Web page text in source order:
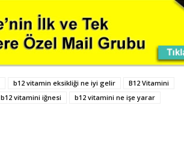
b12 vitamin eksikliği ne iyi gelir
B12 Vitamini
b12 vitamini iğnesi b12 vitamini ne işe yarar